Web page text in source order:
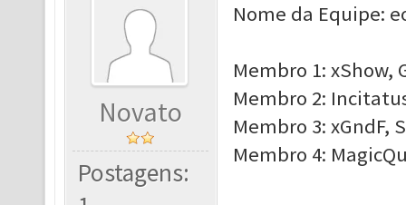
Novato
Postagens:
Nome da Equipe:
Membro 1: xShow,
Membro 2:
Membro 3: xGndF,
Membro 4: